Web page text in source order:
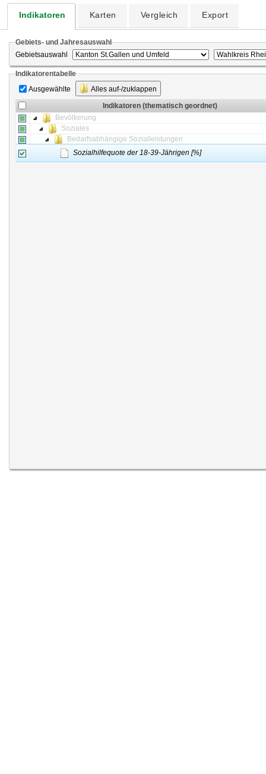
Indikatoren Karten Vergleich Export
Gebiets- und Jahresauswahl
Gebietsauswahl
Indikatorentabelle
Ausgewählte
Alles auf-/zuklappen
Indikatoren (thematisch geordnet)
Bevölkerung
Soziales
Bedarfsabhängige Sozialleistungen
Sozialhilfequote der 18-39-Jährigen [%]